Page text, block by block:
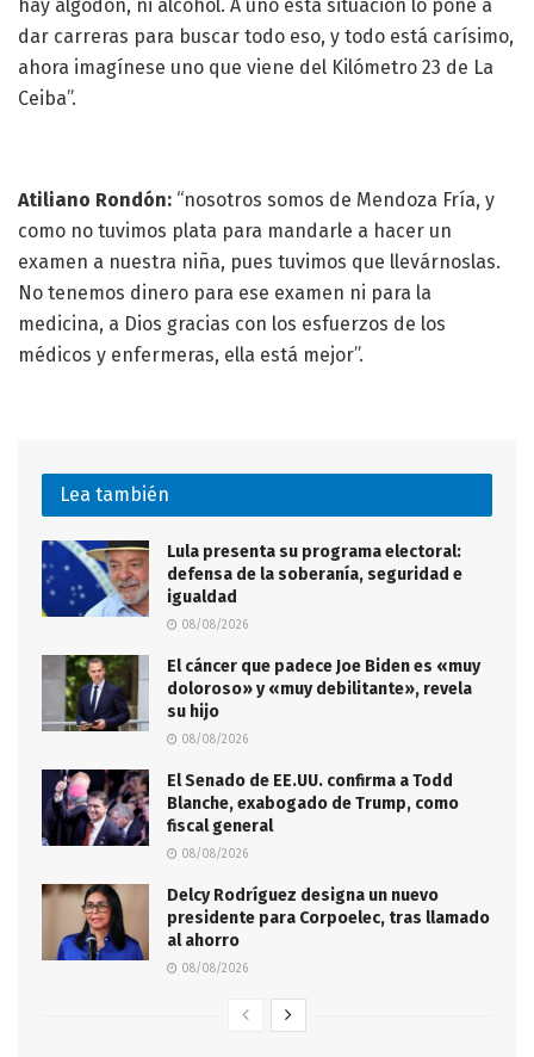
hay algodón, ni alcohol. A uno esta situación lo pone a
dar carreras para buscar todo eso, y todo está carísimo,
ahora imagínese uno que viene del Kilómetro 23 de La
Ceiba”.
Atiliano Rondón: “nosotros somos de Mendoza Fría, y
como no tuvimos plata para mandarle a hacer un
examen a nuestra niña, pues tuvimos que llevárnoslas.
No tenemos dinero para ese examen ni para la
medicina, a Dios gracias con los esfuerzos de los
médicos y enfermeras, ella está mejor”.
Lea también
Lula presenta su programa electoral:
defensa de la soberanía, seguridad e
igualdad
08/08/2026
El cáncer que padece Joe Biden es «muy
doloroso» y «muy debilitante», revela
su hijo
08/08/2026
El Senado de EE.UU. confirma a Todd
Blanche, exabogado de Trump, como
fiscal general
08/08/2026
Delcy Rodríguez designa un nuevo
presidente para Corpoelec, tras llamado
al ahorro
08/08/2026